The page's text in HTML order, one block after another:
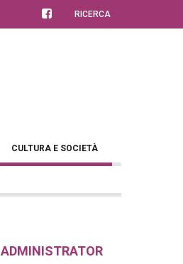
RICERCA
CULTURA E SOCIETÀ
ADMINISTRATOR